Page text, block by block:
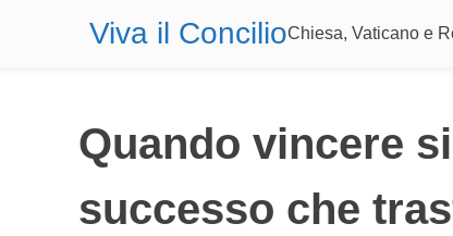
Viva il ConcilioChiesa, Vaticano e
Quando vincere
successo che